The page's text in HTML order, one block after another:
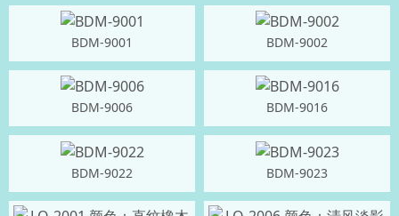
BDM-9001 BDM-9002
BDM-9006 BDM-9016
BDM-9022 BDM-9023